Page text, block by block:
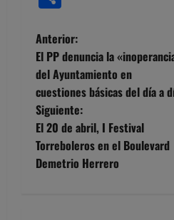
N
a
v
e
g
Anterior:
El PP denuncia la
del Ayuntamiento en
cuestiones básicas del día a
Siguiente:
El 20 de abril, I Festival
Torreboleros en el Boulevard
Demetrio Herrero